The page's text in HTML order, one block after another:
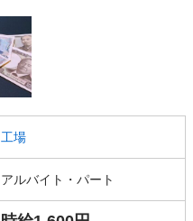
工場
アルバイト・パート